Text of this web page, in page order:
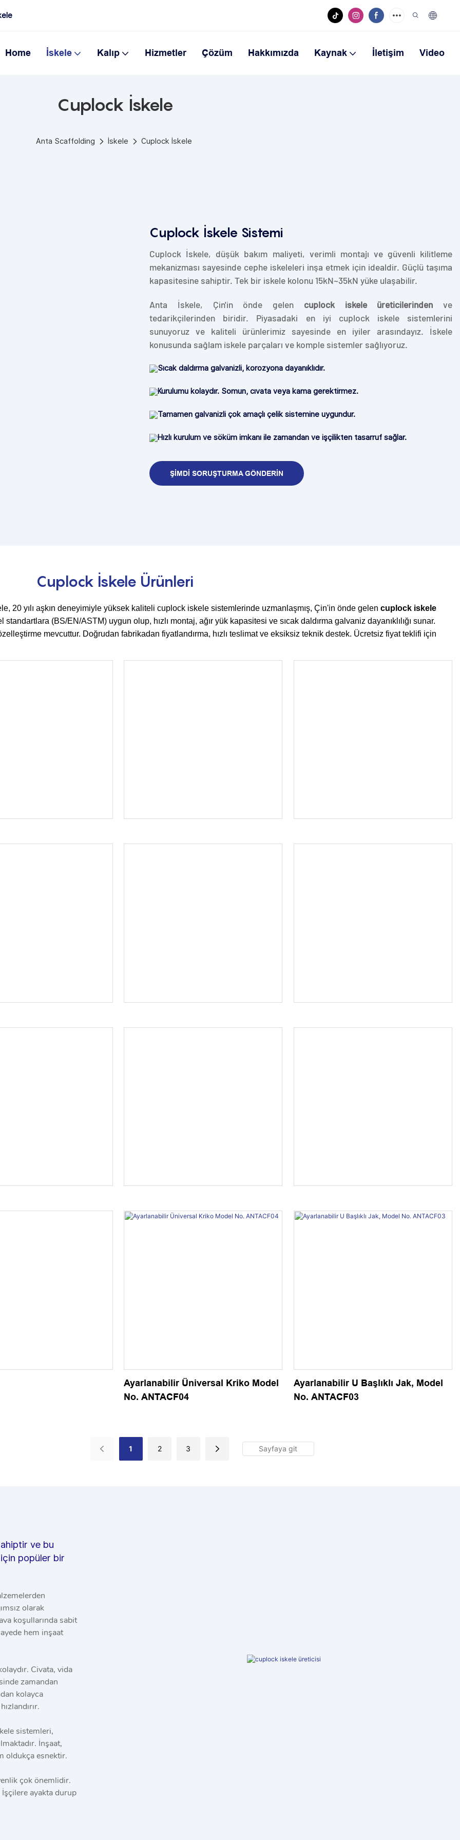
Home İskele Kalıp Hizmetler Çözüm Hakkımızda Kaynak İletişim Video
Cuplock İskele
Anta Scaffolding İskele Cuplock İskele
Cuplock İskele Sistemi
Cuplock İskele, düşük bakım maliyeti, verimli montajı ve güvenli kilitleme
mekanizması sayesinde cephe iskeleleri inşa etmek için idealdir. Güçlü taşıma
kapasitesine sahiptir. Tek bir iskele kolonu 15kN~35kN yüke ulaşabilir.
Anta İskele, Çin'in önde gelen cuplock iskele üreticilerinden ve
tedarikçilerinden biridir. Piyasadaki en iyi cuplock iskele sistemlerini
sunuyoruz ve kaliteli ürünlerimiz sayesinde en iyiler arasındayız. İskele
konusunda sağlam iskele parçaları ve komple sistemler sağlıyoruz.
Sıcak daldırma galvanizli, korozyona dayanıklıdır.
Kurulumu kolaydır. Somun, cıvata veya kama gerektirmez.
Tamamen galvanizli çok amaçlı çelik sistemine uygundur.
Hızlı kurulum ve söküm imkanı ile zamandan ve işçilikten tasarruf sağlar.
ŞIMDI SORUŞTURMA GÖNDERIN
Cuplock İskele Ürünleri
20 yılı aşkın deneyimiyle yüksek kaliteli cuplock iskele sistemlerinde uzmanlaşmış, Çin'in önde gelen cuplock iskele
(BS/EN/ASTM) uygun olup, hızlı montaj, ağır yük kapasitesi ve sıcak daldırma galvaniz dayanıklılığı sunar.
mevcuttur. Doğrudan fabrikadan fiyatlandırma, hızlı teslimat ve eksiksiz teknik destek. Ücretsiz fiyat teklifi için
Ayarlanabilir Üniversal Kriko Model
No. ANTACF04
Ayarlanabilir U Başlıklı Jak, Model
No. ANTACF03
1 2 3
ve bu
için popüler bir
olarak
koşullarında sabit
hem inşaat
Civata, vida
zamandan
kolayca
sistemleri,
İnşaat,
oldukça esnektir.
çok önemlidir.
ayakta durup